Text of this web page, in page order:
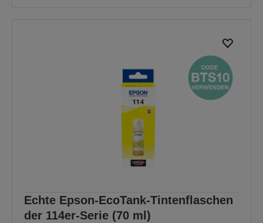
Echte Epson-EcoTank-Tintenflaschen
der 114er-Serie (70 ml)